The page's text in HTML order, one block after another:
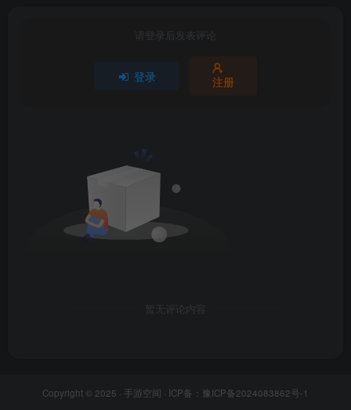
请登录后发表评论
登录 注册
暂无评论内容
Copyright © 2025 · 手游空间 · ICP备： 豫ICP备2024083862号-1